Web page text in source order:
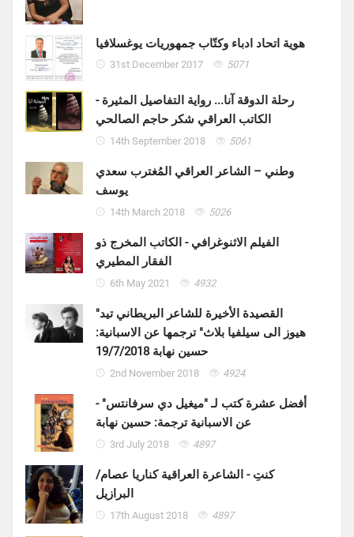
هوية اتحاد ادباء وكتّاب جمهوريات يوغسلافيا
31st December 2017 5071
رحلة الدوقة آنا... رواية التفاصيل المثيرة -
الكاتب العراقي شكر حاجم الصالحي
14th September 2018 5061
وطني – الشاعر العراقي المُغترب سعدي
يوسف
14th March 2018 5026
الفيلم الاثنوغرافي - الكاتب المخرج ذو
الفقار المطيري
6th May 2021 4932
"القصيدة الأخيرة للشاعر البريطاني تيد
هيوز الى سيلفيا بلاث" ترجمها عن الاسبانية:
حسين نهابة 19/7/2018
2nd November 2018 4924
أفضل عشرة كتب لـ "ميغيل دي سرفانتس" -
عن الاسبانية ترجمة: حسين نهابة
3rd July 2018 4897
كنتِ - الشاعرة العراقية كناريا عصام/
البرازيل
17th August 2018 4897